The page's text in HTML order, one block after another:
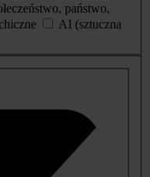
państwo,
AI (sztuczna